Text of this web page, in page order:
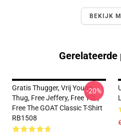
BEKIJK
Gerelateerde
Gratis Thugger, Vrij Young
Thug, Free Jeffery, Free YSL,
Free The GOAT Classic T-Shirt
RB1508
-20%